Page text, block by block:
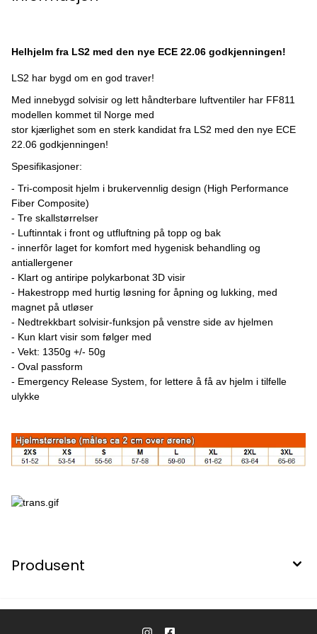
Helhjelm fra LS2 med den nye ECE 22.06 godkjenningen!
LS2 har bygd om en god traver!
Med innebygd solvisir og lett håndterbare luftventiler har FF811
modellen kommet til Norge med
stor kjærlighet som en sterk kandidat fra LS2 med den nye ECE
22.06 godkjenningen!
Spesifikasjoner:
- Tri-composit hjelm i brukervennlig design (High Performance
Fiber Composite)
- Tre skallstørrelser
- Luftinntak i front og utfluftning på topp og bak
- innerfôr laget for komfort med hygenisk behandling og
antiallergener
- Klart og antiripe polykarbonat 3D visir
- Hakestropp med hurtig løsning for åpning og lukking, med
magnet på utløser
- Nedtrekkbart solvisir-funksjon på venstre side av hjelmen
- Kun klart visir som følger med
- Vekt: 1350g +/- 50g
- Oval passform
- Emergency Release System, for lettere å få av hjelm i tilfelle
ulykke
Produsent